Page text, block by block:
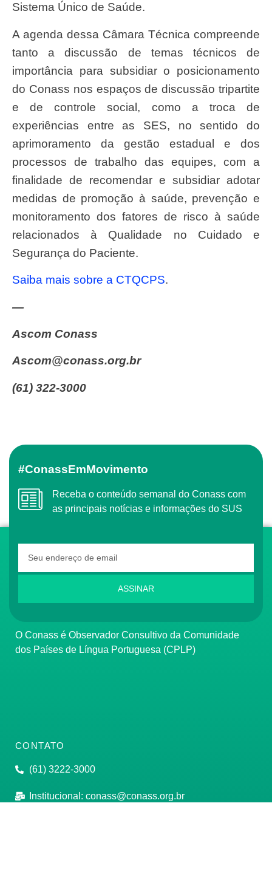
Sistema Único de Saúde.
A agenda dessa Câmara Técnica compreende
tanto a discussão de temas técnicos de
importância para subsidiar o posicionamento
do Conass nos espaços de discussão tripartite
e de controle social, como a troca de
experiências entre as SES, no sentido do
aprimoramento da gestão estadual e dos
processos de trabalho das equipes, com a
finalidade de recomendar e subsidiar adotar
medidas de promoção à saúde, prevenção e
monitoramento dos fatores de risco à saúde
relacionados à Qualidade no Cuidado e
Segurança do Paciente.
Saiba mais sobre a CTQCPS.
—
Ascom Conass
ascom@conass.org.br
(61) 322-3000
#ConassEmMovimento
Receba o conteúdo semanal do Conass com
as principais notícias e informações do SUS
ASSINAR
O Conass é Observador Consultivo da Comunidade
dos Países de Língua Portuguesa (CPLP)
CONTATO
(61) 3222-3000
Institucional: conass@conass.org.br